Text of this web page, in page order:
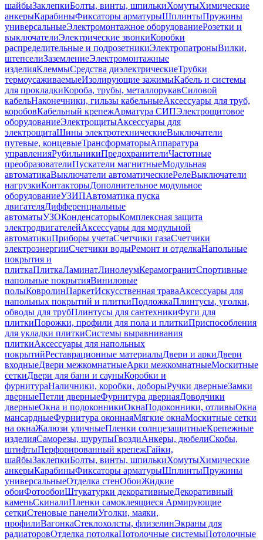
шайбыЗаклепкиБолты, винты, шпилькиХомутыХимические
анкерыКарабиныФиксаторы арматурыШплинтыПружины
универсальныеЭлектромонтажное оборудованиеРозетки и
выключателиЭлектрические звонкиКоробки
распределительные и подрозетникиЭлектропатроныВилки,
штепселиЗаземлениеЭлектромонтажные
изделияКлеммыСредства диэлектрическиеТрубки
термоусаживаемыеИзолирующие зажимыКабель и системы
для прокладкиКороба, трубы, металлорукавСиловой
кабельНаконечники, гильзы кабельныеАксессуары для труб,
коробовКабельный крепежАрматура СИПЭлектрощитовое
оборудованиеЭлектрощитыАксессуары для
электрощитаШины электротехническиеВыключатели
путевые, концевыеТрансформаторыАппаратура
управленияРубильникиПредохранителиЧастотные
преобразователиПускатели магнитныеМодульная
автоматикаВыключатели автоматическиеРелеВыключатели
нагрузкиКонтакторыДополнительное модульное
оборудованиеУЗИПАвтоматика пуска
двигателяДифференциальные
автоматыУЗОКонденсаторыКомплексная защита
электродвигателейАксессуары для модульной
автоматикиПриборы учетаСчетчики газаСчетчики
электроэнергииСчетчики водыРемонт и отделкаНапольные
покрытия и
плиткаПлиткаЛаминатЛинолеумКерамогранитСпортивные
напольные покрытияВиниловые
полыКовролинПаркетИскусственная траваАксессуары для
напольных покрытий и плиткиПодложкаПлинтусы, уголки,
обводы для трубПлинтусы для сантехникиФуги для
плиткиПорожки, профили для пола и плиткиПриспособления
для укладки плиткиСистемы выравнивания
плиткиАксессуары для напольных
покрытийРеставрационные материалыДвери и аркиДвери
входныеДвери межкомнатныеАрки межкомнатныеМоскитные
сеткиДвери для бани и сауныКоробки и
фурнитураНаличники, коробки, доборыРучки дверныеЗамки
дверныеПетли дверныеФурнитура двернаяДоводчики
дверныеОкна и подоконникиОкнаПодоконники, отливыОкна
мансардныеФурнитура оконнаяМягкие окнаМоскитные сетки
на окнаЖалюзи уличныеПленки солнцезащитныеКрепежные
изделияСаморезы, шурупыГвоздиАнкеры, дюбелиСкобы,
штифтыПерфорированный крепежГайки,
шайбыЗаклепкиБолты, винты, шпилькиХомутыХимические
анкерыКарабиныФиксаторы арматурыШплинтыПружины
универсальныеОтделка стенОбоиЖидкие
обоиФотообоиШтукатурки декоративныеДекоративный
каменьСкиналиПленки самоклеящиеся Армирующие
сеткиСтеновые панелиУголки, маяки,
профилиВагонкаСтеклохолсты, флизелинЭкраны для
радиаторовОтделка потолкаПотолочные системыПотолочные